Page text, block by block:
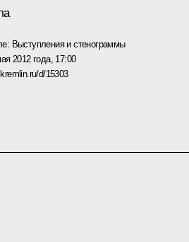
Выступления и стенограммы
2012 года, 17:00
kremlin.ru/d/15303